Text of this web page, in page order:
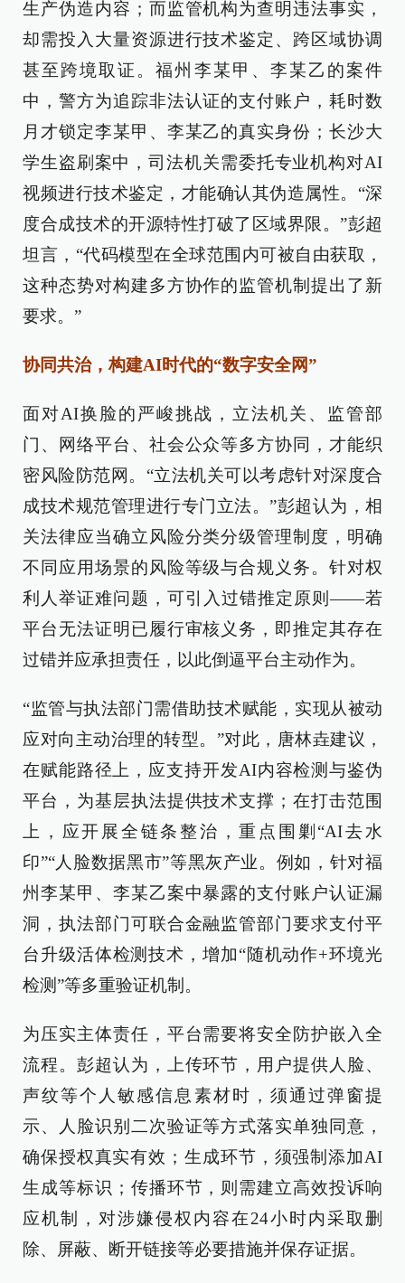
生产伪造内容；而监管机构为查明违法事实，
却需投入大量资源进行技术鉴定、跨区域协调
甚至跨境取证。福州李某甲、李某乙的案件
中，警方为追踪非法认证的支付账户，耗时数
月才锁定李某甲、李某乙的真实身份；长沙大
学生盗刷案中，司法机关需委托专业机构对AI
视频进行技术鉴定，才能确认其伪造属性。“深
度合成技术的开源特性打破了区域界限。”彭超
坦言，“代码模型在全球范围内可被自由获取，
这种态势对构建多方协作的监管机制提出了新
要求。”
协同共治，构建AI时代的“数字安全网”
面对AI换脸的严峻挑战，立法机关、监管部
门、网络平台、社会公众等多方协同，才能织
密风险防范网。“立法机关可以考虑针对深度合
成技术规范管理进行专门立法。”彭超认为，相
关法律应当确立风险分类分级管理制度，明确
不同应用场景的风险等级与合规义务。针对权
利人举证难问题，可引入过错推定原则——若
平台无法证明已履行审核义务，即推定其存在
过错并应承担责任，以此倒逼平台主动作为。
“监管与执法部门需借助技术赋能，实现从被动
应对向主动治理的转型。”对此，唐林垚建议，
在赋能路径上，应支持开发AI内容检测与鉴伪
平台，为基层执法提供技术支撑；在打击范围
上，应开展全链条整治，重点围剿“AI去水
印”“人脸数据黑市”等黑灰产业。例如，针对福
州李某甲、李某乙案中暴露的支付账户认证漏
洞，执法部门可联合金融监管部门要求支付平
台升级活体检测技术，增加“随机动作+环境光
检测”等多重验证机制。
为压实主体责任，平台需要将安全防护嵌入全
流程。彭超认为，上传环节，用户提供人脸、
声纹等个人敏感信息素材时，须通过弹窗提
示、人脸识别二次验证等方式落实单独同意，
确保授权真实有效；生成环节，须强制添加AI
生成等标识；传播环节，则需建立高效投诉响
应机制，对涉嫌侵权内容在24小时内采取删
除、屏蔽、断开链接等必要措施并保存证据。